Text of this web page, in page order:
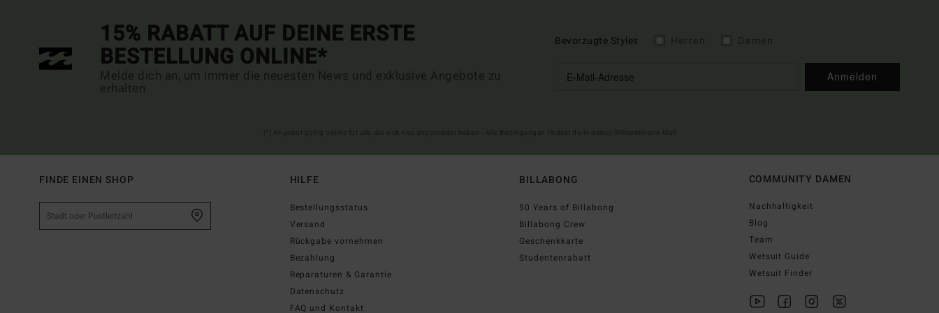
15% RABATT AUF DEINE ERSTE
BESTELLUNG ONLINE*
Melde dich an, um immer die neuesten News und exklusive Angebote zu
erhalten.
Bevorzugte Styles
Anmelden
FINDE EINEN SHOP HILFE
Bestellungsstatus
Versand
Rückgabe vornehmen
Bezahlung
Reparaturen & Garantie
Datenschutz
FAQ und Kontakt
BILLABONG
50 Years of Billabong
Billabong Crew
Geschenkkarte
Studentenrabatt
COMMUNITY DAMEN
Nachhaltigkeit
Blog
Team
Wetsuit Guide
Wetsuit Finder